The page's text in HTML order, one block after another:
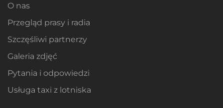
O nas
Przegląd prasy i radia
Szczęśliwi partnerzy
Galeria zdjęć
Pytania i odpowiedzi
Usługa taxi z lotniska